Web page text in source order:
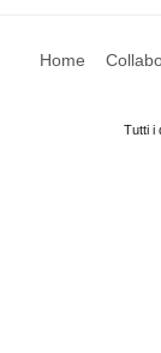
Home
Tutti i